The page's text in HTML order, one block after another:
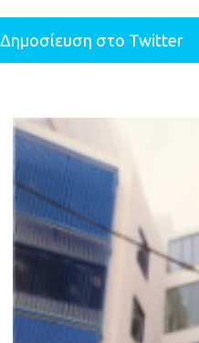
Δημοσίευση στο Twitter